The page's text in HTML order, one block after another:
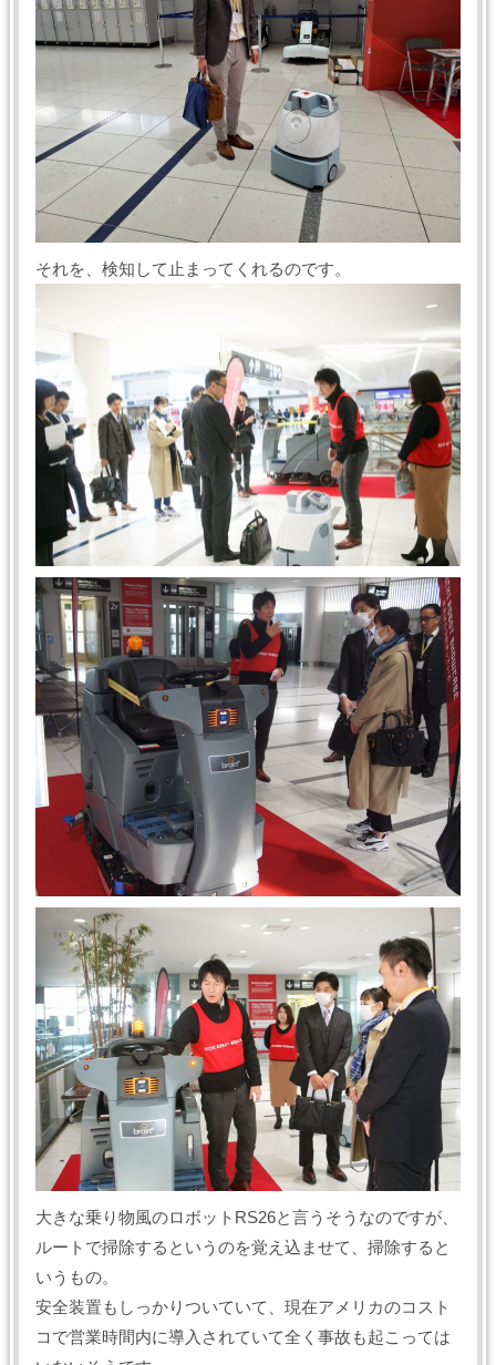
それを、検知して止まってくれるのです。
大きな乗り物風のロボットRS26と言うそうなのですが、
ルートで掃除するというのを覚え込ませて、掃除すると
いうもの。
安全装置もしっかりついていて、現在アメリカのコスト
コで営業時間内に導入されていて全く事故も起こっては